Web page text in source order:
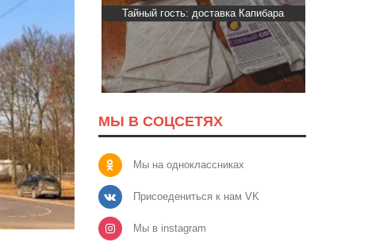
Тайный гость: доставка Капибара
МЫ В СОЦСЕТЯХ
Мы на одноклассниках
Присоедениться к нам VK
Мы в instagram